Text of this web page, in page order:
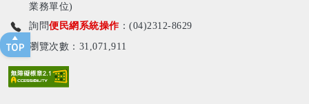
業務單位)
詢問便民網系統操作 ：(04)2312-8629
瀏覽次數：31,071,911